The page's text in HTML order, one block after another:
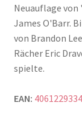
Neuauflage von
James O'Barr.
von Brandon
Rächer Eric
spielte.
EAN: